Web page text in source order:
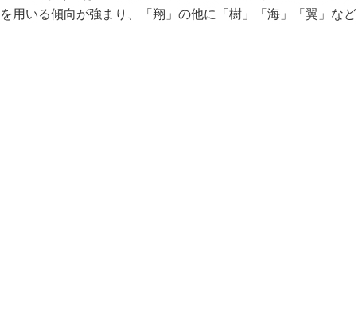
用いる傾向が強まり、「翔」の他に「樹」「海」「翼」など